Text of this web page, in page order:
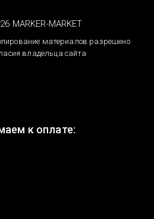
MARKER-MARKET
материалов разрешено
владельца сайта
к оплате: